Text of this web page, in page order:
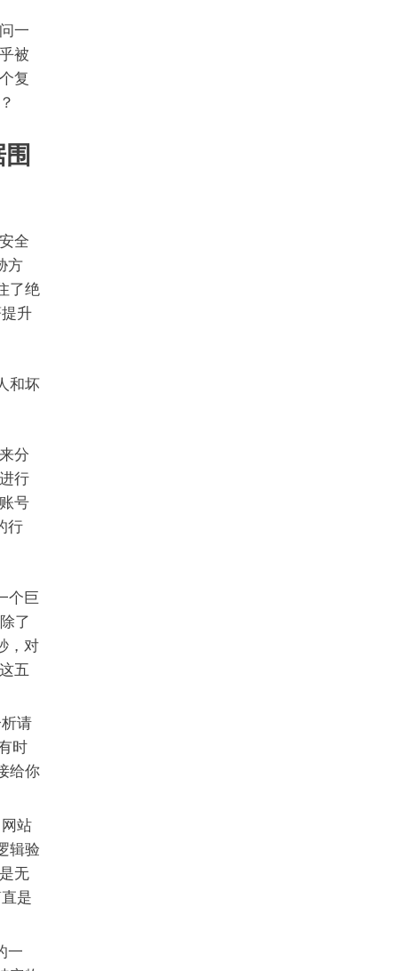
一
被
复
全
方
了绝
升
和坏
分
行
号
行
个巨
了
，对
五
请
时
给你
站
辑验
无
是
一